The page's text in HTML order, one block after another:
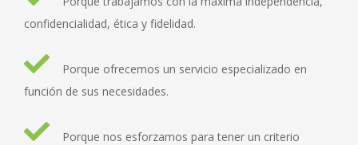
confidencialidad, ética y fidelidad.
Porque ofrecemos un servicio especializado en
función de sus necesidades.
Porque nos esforzamos para tener un criterio